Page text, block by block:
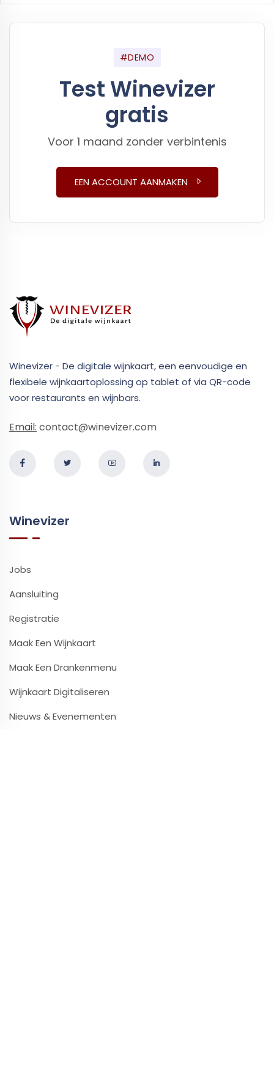
#DEMO
Test Winevizer
gratis
Voor 1 maand zonder verbintenis
EEN ACCOUNT AANMAKEN
Winevizer - De digitale wijnkaart, een eenvoudige en
flexibele wijnkaartoplossing op tablet of via QR-code
voor restaurants en wijnbars.
Email: contact@winevizer.com
Winevizer
Jobs
Aansluiting
Registratie
Maak Een Wijnkaart
Maak Een Drankenmenu
Wijnkaart Digitaliseren
Nieuws & Evenementen